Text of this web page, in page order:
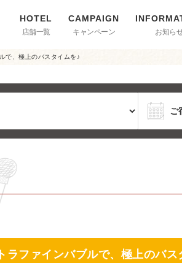
店舗一覧 キャンペーン お知ら
で、極上のバスタイムを♪
ファインバブルで、極上のバス